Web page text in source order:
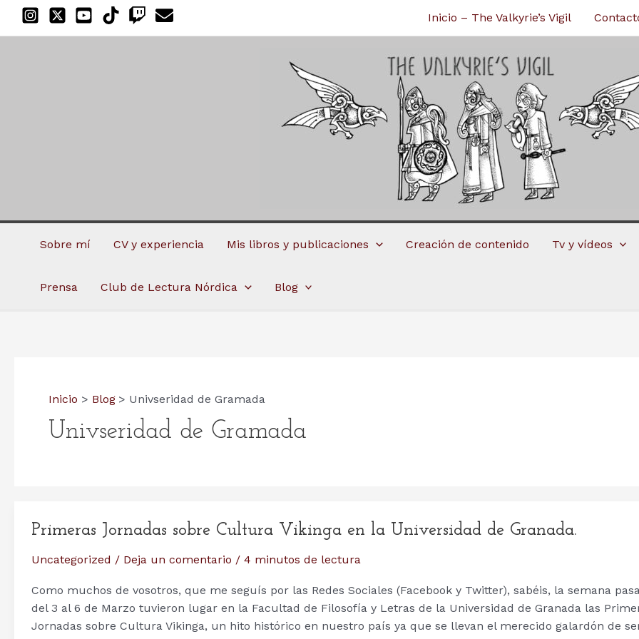
Inicio – The Valkyrie’s Vigil
Sobre mí CV y experiencia Mis libros y publicaciones Creación de contenido Tv y vídeos
Prensa Club de Lectura Nórdica Blog
Inicio Blog Univseridad de Gramada
Univseridad de Gramada
Primeras Jornadas sobre Cultura Vikinga en la Universidad de Granada.
Uncategorized / Deja un comentario / 4 minutos de lectura
Como muchos de vosotros, que me seguís por las Redes Sociales (Facebook y Twitter), sabéis, la semana
del 3 al 6 de Marzo tuvieron lugar en la Facultad de Filosofía y Letras de la Universidad de Granada las
Jornadas sobre Cultura Vikinga, un hito histórico en nuestro país ya que se llevan el merecido galardón de